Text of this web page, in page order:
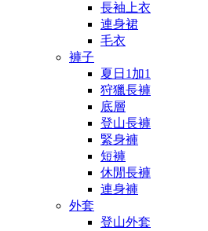
長袖上衣
連身裙
毛衣
褲子
夏日1加1
狩獵長褲
底層
登山長褲
緊身褲
短褲
休閒長褲
連身褲
外套
登山外套